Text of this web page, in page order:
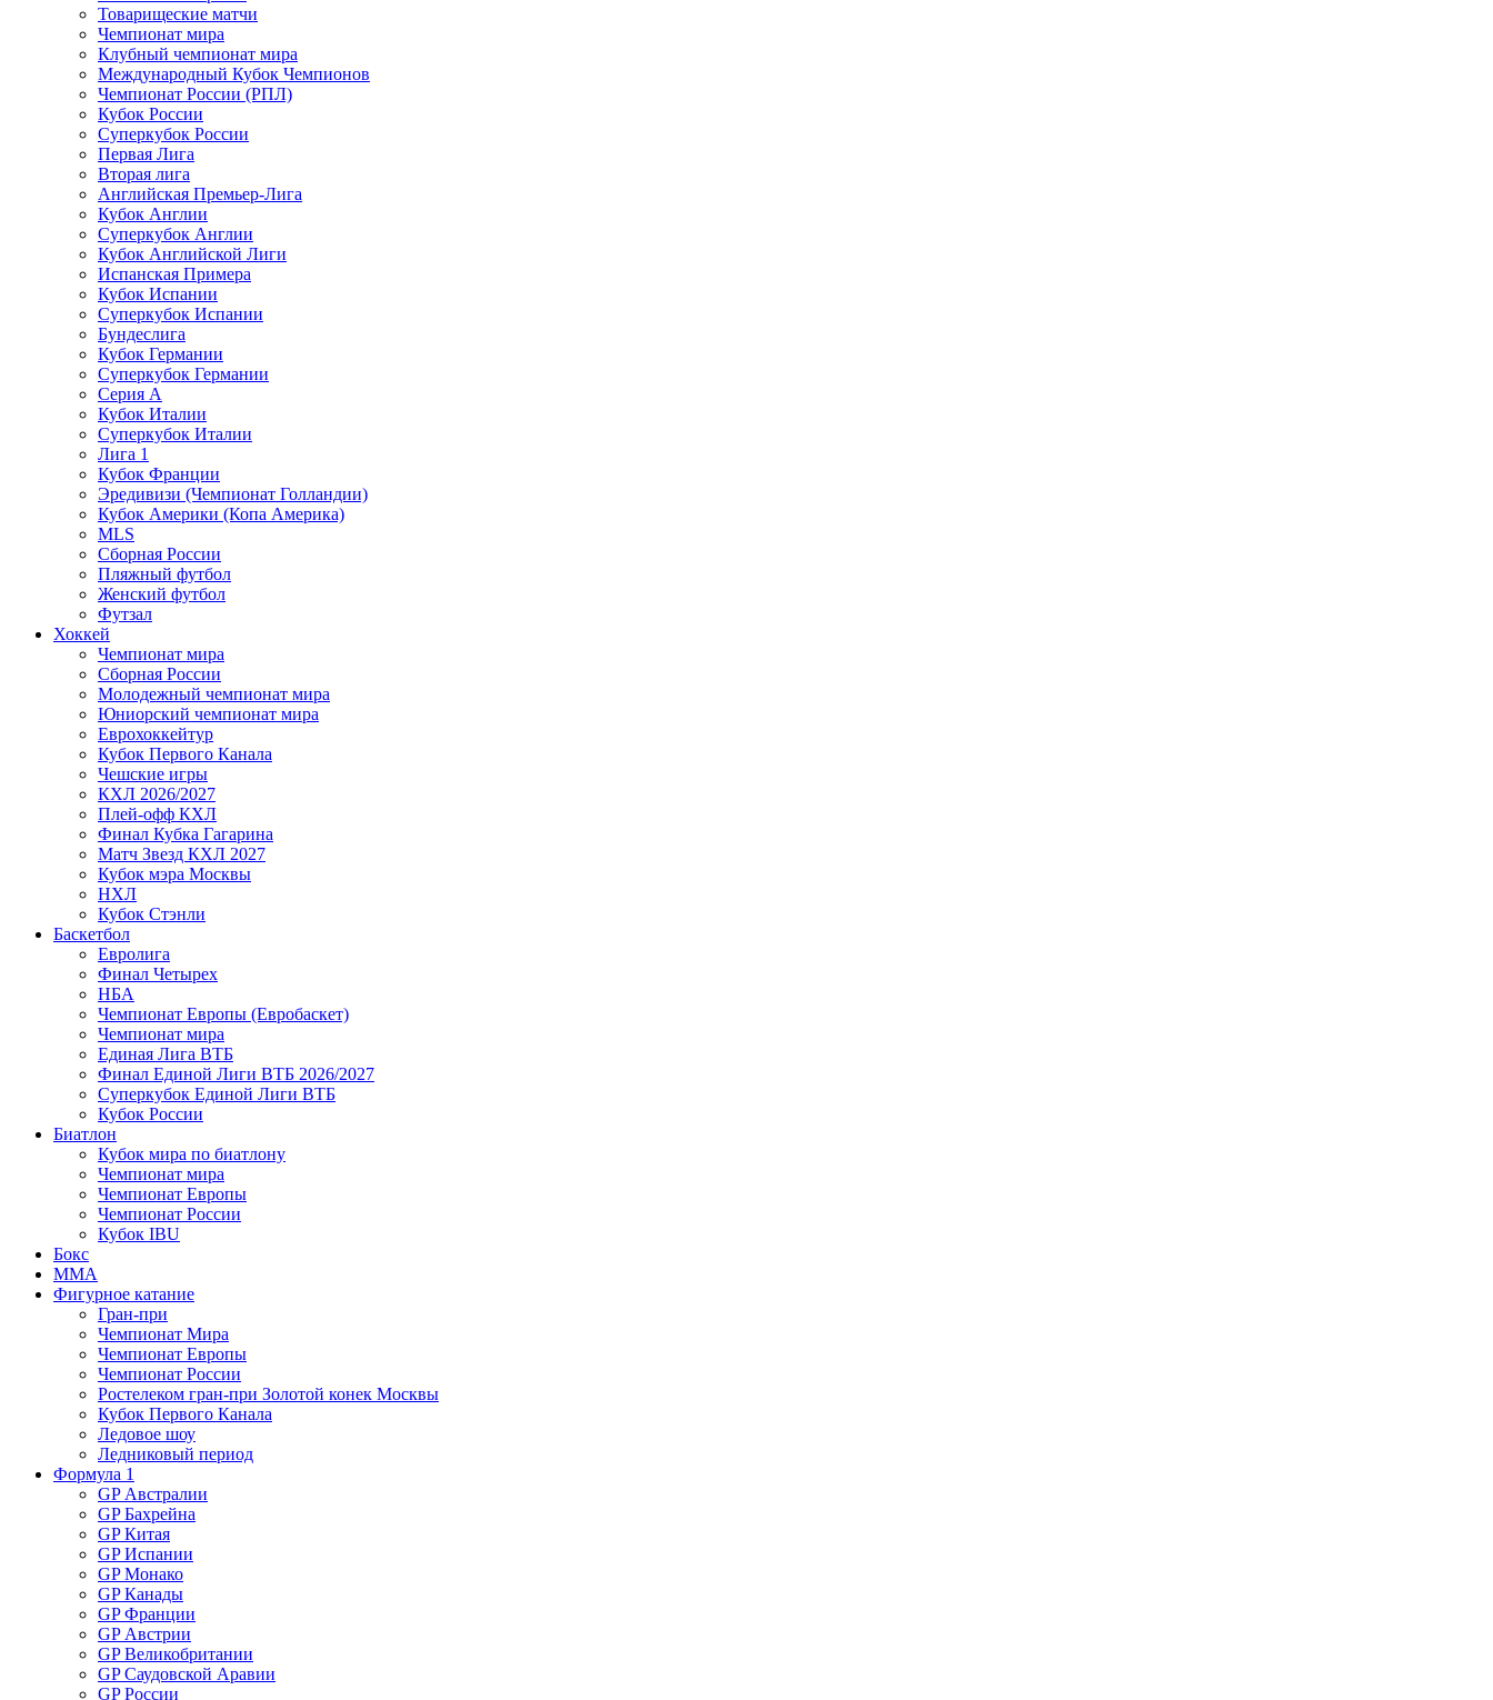
Товарищеские матчи
Чемпионат мира
Клубный чемпионат мира
Международный Кубок Чемпионов
Чемпионат России (РПЛ)
Кубок России
Суперкубок России
Первая Лига
Вторая лига
Английская Премьер-Лига
Кубок Англии
Суперкубок Англии
Кубок Английской Лиги
Испанская Примера
Кубок Испании
Суперкубок Испании
Бундеслига
Кубок Германии
Суперкубок Германии
Серия А
Кубок Италии
Суперкубок Италии
Лига 1
Кубок Франции
Эредивизи (Чемпионат Голландии)
Кубок Америки (Копа Америка)
MLS
Сборная России
Пляжный футбол
Женский футбол
Футзал
Хоккей
Чемпионат мира
Сборная России
Молодежный чемпионат мира
Юниорский чемпионат мира
Еврохоккейтур
Кубок Первого Канала
Чешские игры
КХЛ 2026/2027
Плей-офф КХЛ
Финал Кубка Гагарина
Матч Звезд КХЛ 2027
Кубок мэра Москвы
НХЛ
Кубок Стэнли
Баскетбол
Евролига
Финал Четырех
НБА
Чемпионат Европы (Евробаскет)
Чемпионат мира
Единая Лига ВТБ
Финал Единой Лиги ВТБ 2026/2027
Суперкубок Единой Лиги ВТБ
Кубок России
Биатлон
Кубок мира по биатлону
Чемпионат мира
Чемпионат Европы
Чемпионат России
Кубок IBU
Бокс
MMA
Фигурное катание
Гран-при
Чемпионат Мира
Чемпионат Европы
Чемпионат России
Ростелеком гран-при Золотой конек Москвы
Кубок Первого Канала
Ледовое шоу
Ледниковый период
Формула 1
GP Австралии
GP Бахрейна
GP Китая
GP Испании
GP Монако
GP Канады
GP Франции
GP Австрии
GP Великобритании
GP Саудовской Аравии
GP России